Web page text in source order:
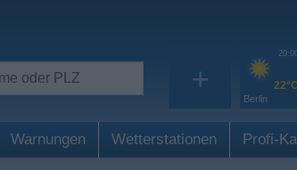
+ 22°C
Berlin
Warnungen Wetterstationen Profi-